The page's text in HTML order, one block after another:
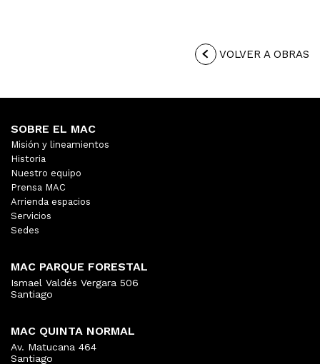
VOLVER A OBRAS
SOBRE EL MAC
Misión y lineamientos
Historia
Nuestro equipo
Prensa MAC
Arrienda espacios
Servicios
Sedes
MAC PARQUE FORESTAL
Ismael Valdés Vergara 506
Santiago
MAC QUINTA NORMAL
Av. Matucana 464
Santiago